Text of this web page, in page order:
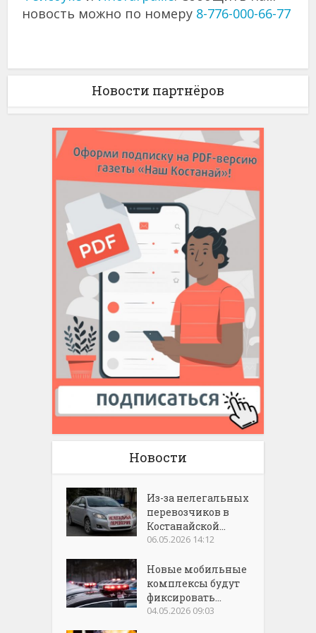
новость можно по номеру 8-776-000-66-77
Новости партнёров
Новости
Из-за нелегальных
перевозчиков в
Костанайской...
06.05.2026 14:12
Новые мобильные
комплексы будут
фиксировать...
04.05.2026 09:03